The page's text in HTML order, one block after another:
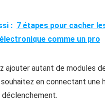
: 7 étapes pour cacher
comme un pro
ajouter autant de modules
en connectant une